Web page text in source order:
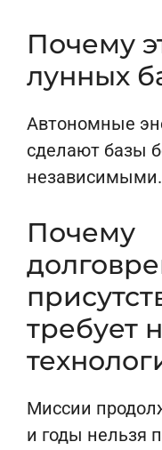
Почему
лунных
Автономные
сделают базы
независимыми.
Почему
требует
Миссии
и годы нельзя